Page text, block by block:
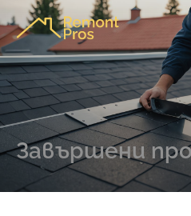
Завършени